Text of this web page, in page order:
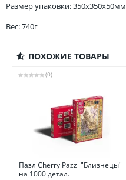
Размер упаковки: 350x350x50мм
Вес: 740г
ПОХОЖИЕ ТОВАРЫ
(0)
Пазл Cherry Pazzl "Близнецы"
на 1000 детал.